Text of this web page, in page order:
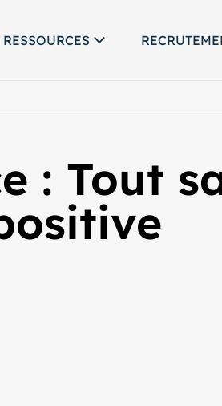
RESSOURCES
: Tout